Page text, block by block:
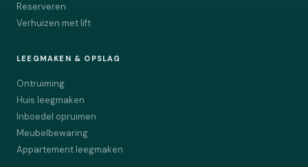
Reserveren
Verhuizen met lift
LEEGMAKEN & OPSLAG
Ontruiming
Huis leegmaken
Inboedel opruimen
Meubelbewaring
Appartement leegmaken